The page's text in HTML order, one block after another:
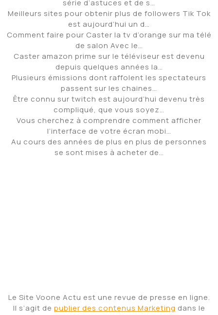
série d’astuces et de s…
Meilleurs sites pour obtenir plus de followers Tik Tok
est aujourd’hui un d…
Comment faire pour Caster la tv d’orange sur ma télé
de salon Avec le…
Caster amazon prime sur le téléviseur est devenu
depuis quelques années la…
Plusieurs émissions dont raffolent les spectateurs
passent sur les chaines…
Être connu sur twitch est aujourd’hui devenu très
compliqué, que vous soyez…
Vous cherchez à comprendre comment afficher
l’interface de votre écran mobi…
Au cours des années de plus en plus de personnes
se sont mises à acheter de…
Partager :
Facebook X